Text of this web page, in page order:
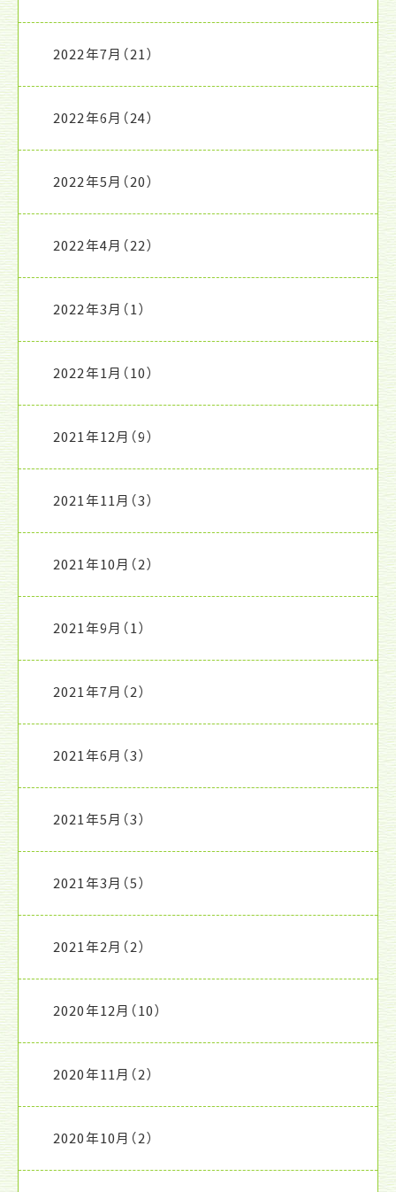
2022年7月 （21）
2022年6月 （24）
2022年5月 （20）
2022年4月 （22）
2022年3月 （1）
2022年1月 （10）
2021年12月 （9）
2021年11月 （3）
2021年10月 （2）
2021年9月 （1）
2021年7月 （2）
2021年6月 （3）
2021年5月 （3）
2021年3月 （5）
2021年2月 （2）
2020年12月 （10）
2020年11月 （2）
2020年10月 （2）